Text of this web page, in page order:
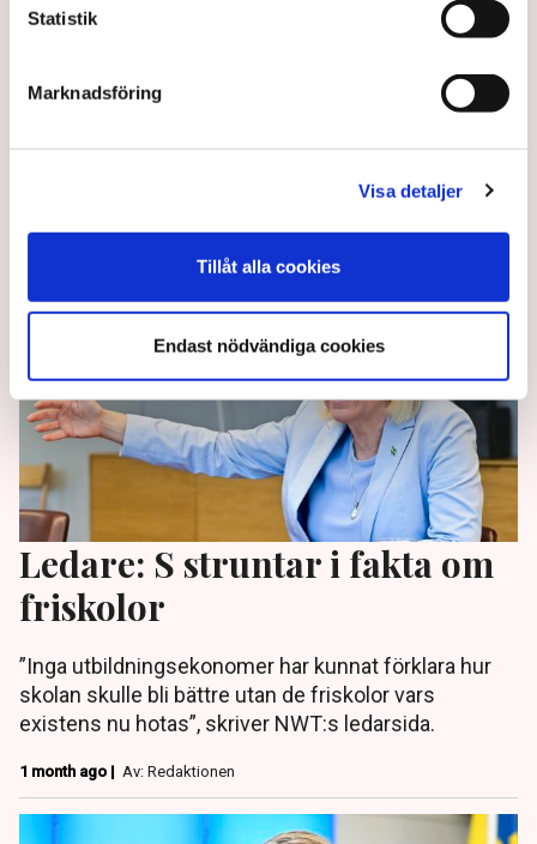
Statistik
Marknadsföring
Visa detaljer
Tillåt alla cookies
Endast nödvändiga cookies
kostnad”
Socialdemokraterna ser ner på väljare när de i driver
Ledare: S struntar i fakta om
friskolor
”Inga utbildningsekonomer har kunnat förklara hur
skolan skulle bli bättre utan de friskolor vars
existens nu hotas”, skriver NWT:s ledarsida.
1 month ago | Av: Redaktionen